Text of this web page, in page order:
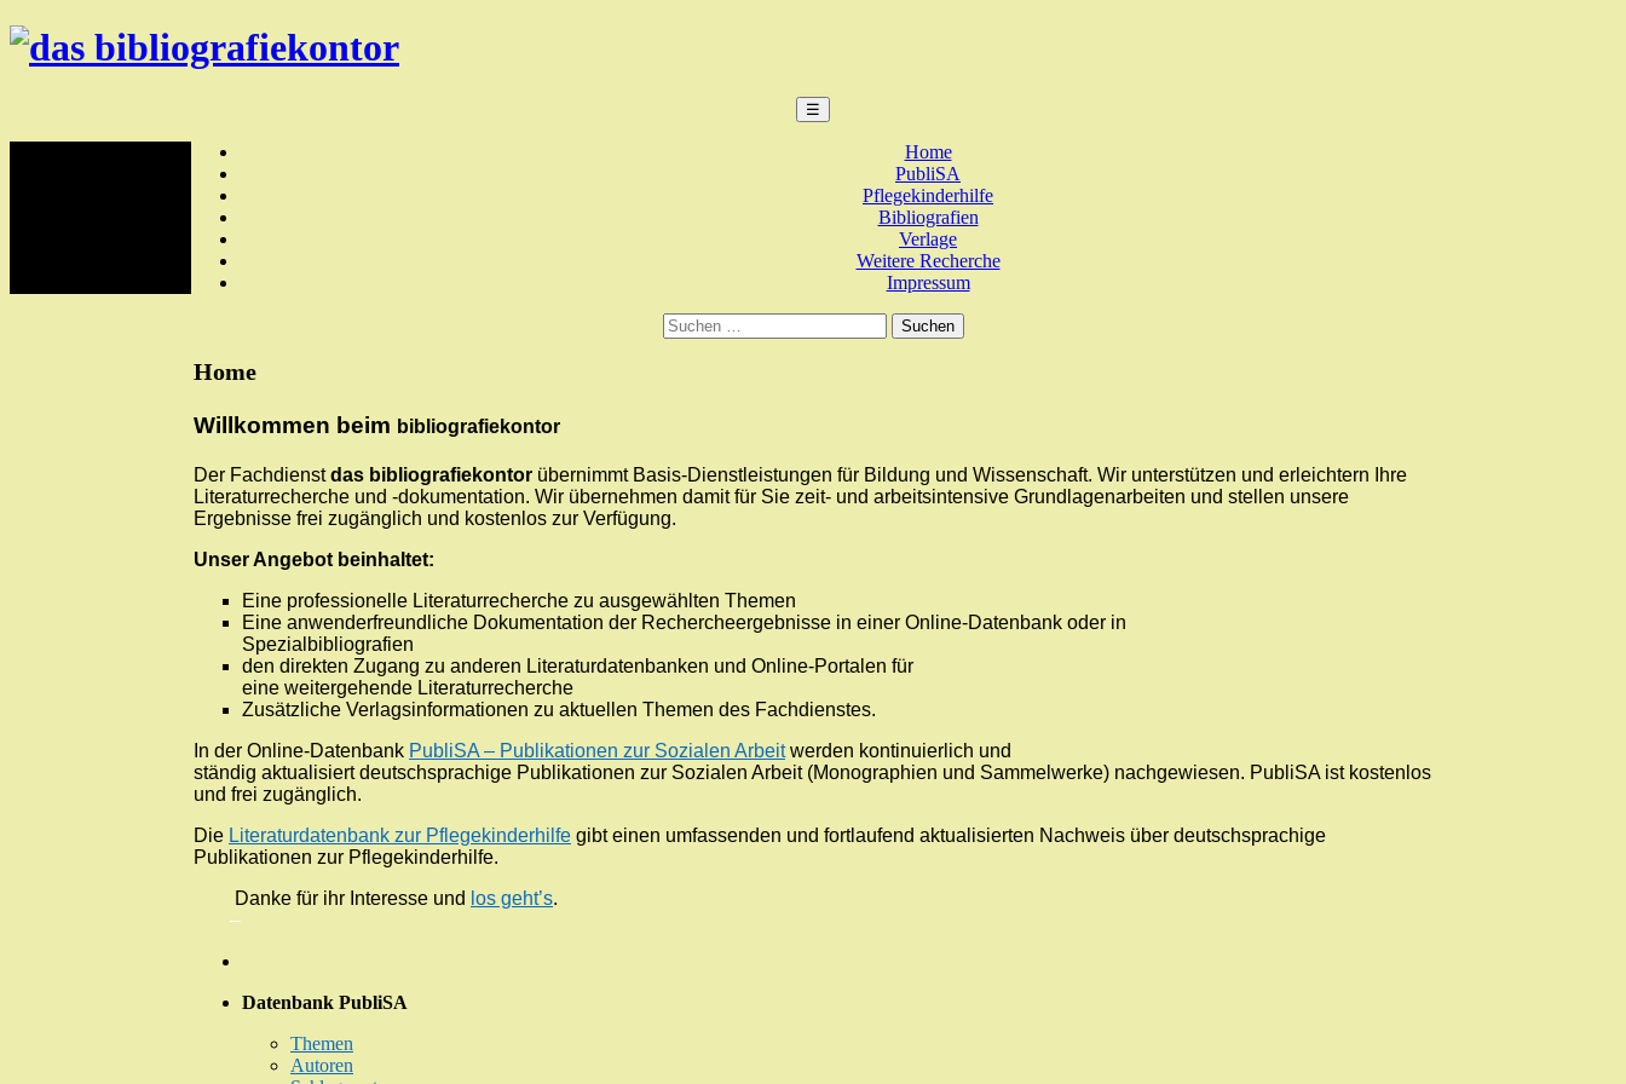
Skip
das
☰
Home
PubliSA
Pflegekinderhilfe
Bibliografien
Verlage
Weitere Recherche
Impressum
Suchen
nach:
Home
Willkommen beim bibliografiekontor
Der Fachdienstdas bibliografiekontor übernimmt Basis-Dienstleistungen für Bildung und Wissenschaft. Wir unterstützen und erleichtern Ihre
Literaturrecherche und -dokumentation. Wir übernehmen damit für Sie zeit- und arbeitsintensive Grundlagenarbeiten und stellen unsere
Ergebnisse frei zugänglich und kostenlos zur Verfügung.
Unser Angebot beinhaltet:
Eine professionelle Literaturrecherche zu ausgewählten Themen
Eine anwenderfreundliche Dokumentation der Rechercheergebnisse in einer Online-Datenbank oder in
Spezialbibliografien
den direkten Zugang zu anderen Literaturdatenbanken und Online-Portalen für
eine weitergehende Literaturrecherche
Zusätzliche Verlagsinformationen zu aktuellen Themen des Fachdienstes.
In der Online-Datenbank PubliSA – Publikationen zur Sozialen Arbeitwerden kontinuierlich und
ständig aktualisiert deutschsprachige Publikationen zur Sozialen Arbeit (Monographien und Sammelwerke) nachgewiesen. PubliSA ist kostenlos
und frei zugänglich.
Die Literaturdatenbank zur Pflegekinderhilfe gibt einen umfassenden und fortlaufend aktualisierten Nachweis über deutschsprachige
Publikationen zur Pflegekinderhilfe.
Danke für ihr Interesse und los geht’s.
–
Datenbank PubliSA
Themen
Autoren